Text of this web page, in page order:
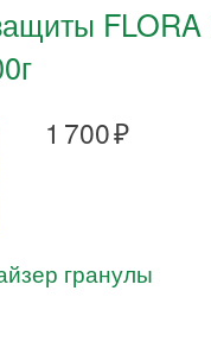
1 700
гранулы